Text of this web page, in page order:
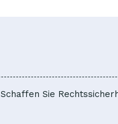
Schaffen Sie